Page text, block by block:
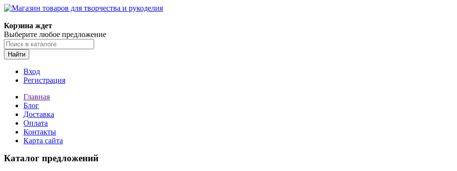
Корзина ждет
Выберите любое предложение
Найти
Вход
Регистрация
Главная
Блог
Доставка
Оплата
Контакты
Карта сайта
Каталог предложений